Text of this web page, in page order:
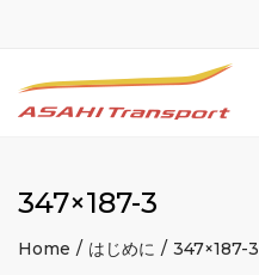
347×187-3
Home はじめに 347×187-3